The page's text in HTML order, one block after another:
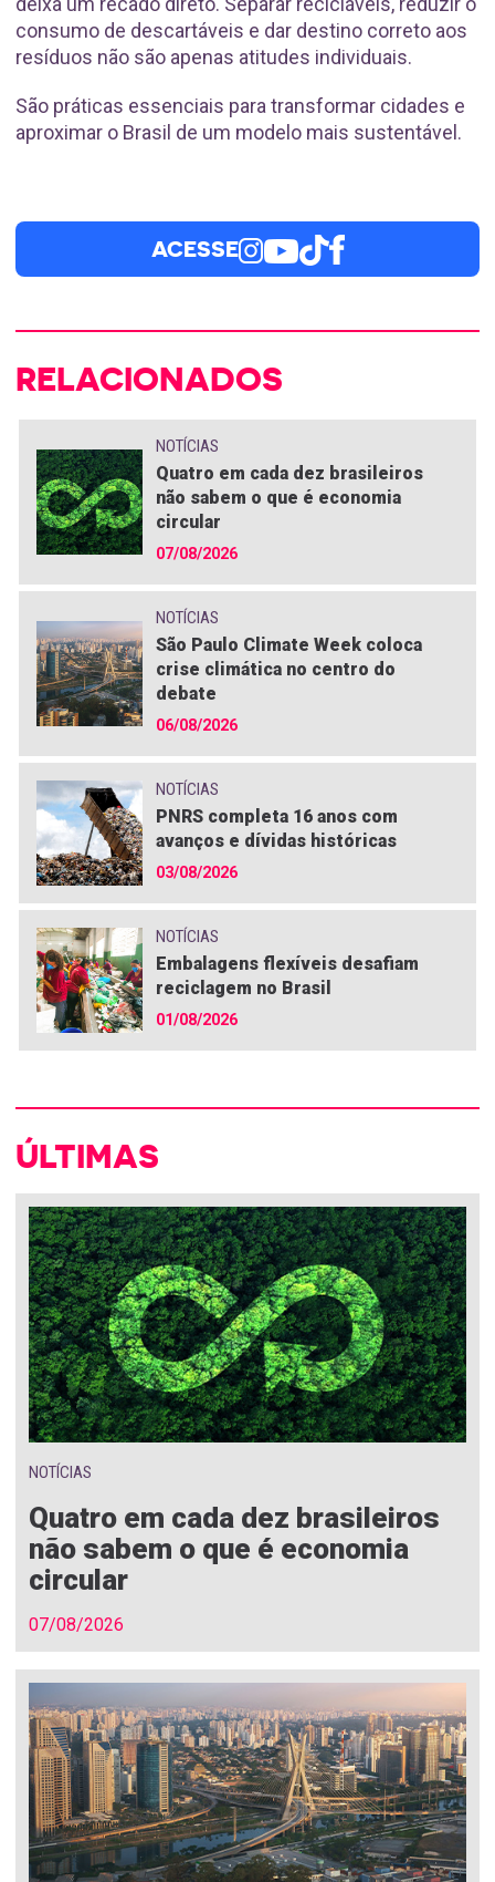
consumo de descartáveis e dar destino correto aos
resíduos não são apenas atitudes individuais.
São práticas essenciais para transformar cidades e
aproximar o Brasil de um modelo mais sustentável.
ACESSE
RELACIONADOS
NOTÍCIAS
Quatro em cada dez brasileiros
não sabem o que é economia
circular
07/08/2026
NOTÍCIAS
São Paulo Climate Week coloca
crise climática no centro do
debate
06/08/2026
NOTÍCIAS
PNRS completa 16 anos com
avanços e dívidas históricas
03/08/2026
NOTÍCIAS
Embalagens flexíveis desafiam
reciclagem no Brasil
01/08/2026
ÚLTIMAS
NOTÍCIAS
Quatro em cada dez brasileiros
não sabem o que é economia
circular
07/08/2026